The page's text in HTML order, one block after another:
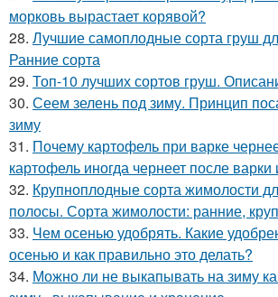
морковь вырастает корявой?
28. Лучшие самоплодные сорта груш
Ранние сорта
29. Топ-10 лучших сортов груш.
30. Сеем зелень под зиму. Принцип
зиму
31. Почему картофель при варке
картофель иногда чернеет после
32. Крупноплодные сорта жимолости
полосы. Сорта жимолости: ранние,
33. Чем осенью удобрять. Какие
осенью и как правильно это делать?
34. Можно ли не выкапывать на зиму